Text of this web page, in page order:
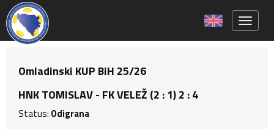
Omladinski KUP BiH 25/26
HNK TOMISLAV - FK VELEŽ (2 : 1) 2 : 4
Status: Odigrana